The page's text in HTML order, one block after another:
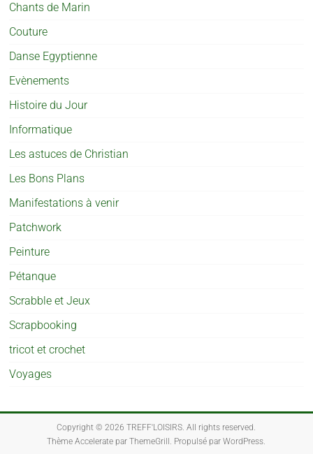
Chants de Marin
Couture
Danse Egyptienne
Evènements
Histoire du Jour
Informatique
Les astuces de Christian
Les Bons Plans
Manifestations à venir
Patchwork
Peinture
Pétanque
Scrabble et Jeux
Scrapbooking
tricot et crochet
Voyages
Copyright © 2026TREFF'LOISIRS. All rights reserved.
ThèmeAccelerate par ThemeGrill. Propulsé parWordPress.